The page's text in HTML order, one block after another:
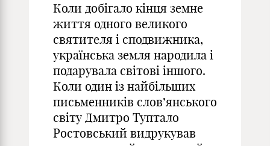
Коли добігало кінця земне
життя одного великого
святителя і сподвижника,
українська земля народила і
подарувала світові іншого.
Коли один із найбільших
письменників слов’янського
світу Дмитро Туптало
Ростовський видрукував